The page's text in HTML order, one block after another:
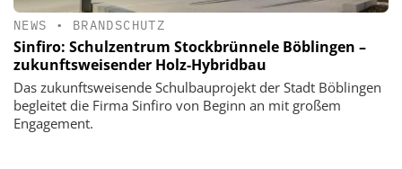
NEWS • BRANDSCHUTZ
Sinfiro: Schulzentrum Stockbrünnele Böblingen –
zukunftsweisender Holz-Hybridbau
Das zukunftsweisende Schulbauprojekt der Stadt Böblingen
begleitet die Firma Sinfiro von Beginn an mit großem
Engagement.